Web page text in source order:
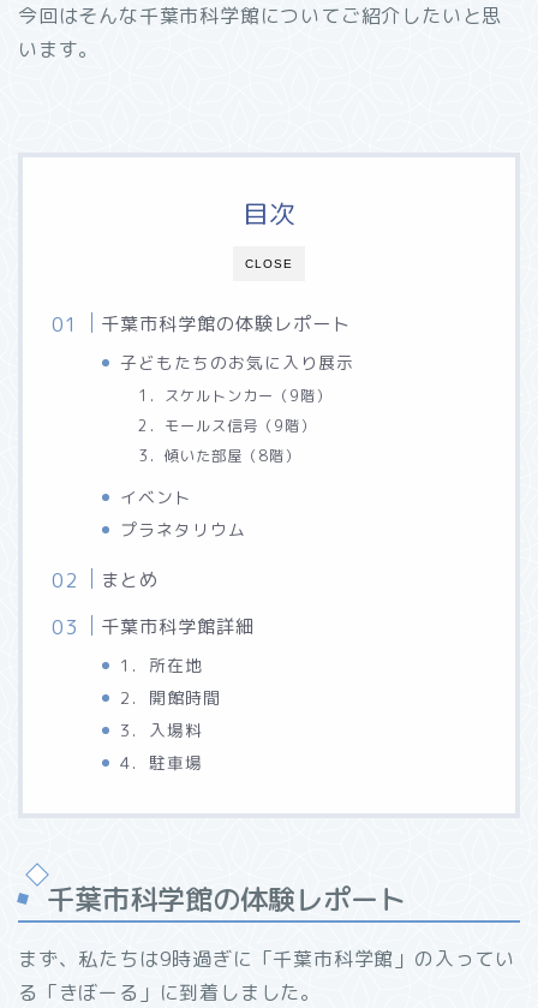
今回はそんな千葉市科学館についてご紹介したいと思
います。
CLOSE
目次
千葉市科学館の体験レポート
子どもたちのお気に入り展示
1．スケルトンカー（9階）
2．モールス信号（9階）
3．傾いた部屋（8階）
イベント
プラネタリウム
まとめ
千葉市科学館詳細
1．所在地
2．開館時間
3．入場料
4．駐車場
千葉市科学館の体験レポート
まず、私たちは9時過ぎに「千葉市科学館」の入ってい
る「きぼーる」に到着しました。